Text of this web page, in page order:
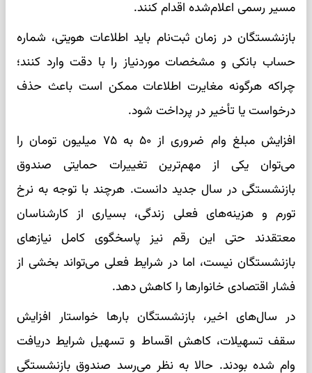
مسیر رسمی اعلام‌شده اقدام کنند.
بازنشستگان در زمان ثبت‌نام باید اطلاعات هویتی، شماره
حساب بانکی و مشخصات موردنیاز را با دقت وارد کنند؛
چراکه هرگونه مغایرت اطلاعات ممکن است باعث حذف
درخواست یا تأخیر در پرداخت شود.
افزایش مبلغ وام ضروری از ۵۰ به ۷۵ میلیون تومان را
می‌توان یکی از مهم‌ترین تغییرات حمایتی صندوق
بازنشستگی در سال جدید دانست. هرچند با توجه به نرخ
تورم و هزینه‌های فعلی زندگی، بسیاری از کارشناسان
معتقدند حتی این رقم نیز پاسخگوی کامل نیازهای
بازنشستگان نیست، اما در شرایط فعلی می‌تواند بخشی از
فشار اقتصادی خانوارها را کاهش دهد.
در سال‌های اخیر، بازنشستگان بارها خواستار افزایش
سقف تسهیلات، کاهش اقساط و تسهیل شرایط دریافت
وام شده بودند. حالا به نظر می‌رسد صندوق بازنشستگی